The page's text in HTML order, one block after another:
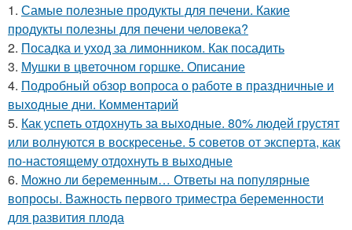
1. Самые полезные продукты для печени. Какие
продукты полезны для печени человека?
2. Посадка и уход за лимонником. Как посадить
3. Мушки в цветочном горшке. Описание
4. Подробный обзор вопроса о работе в праздничные и
выходные дни. Комментарий
5. Как успеть отдохнуть за выходные. 80% людей грустят
или волнуются в воскресенье. 5 советов от эксперта, как
по-настоящему отдохнуть в выходные
6. Можно ли беременным… Ответы на популярные
вопросы. Важность первого триместра беременности
для развития плода